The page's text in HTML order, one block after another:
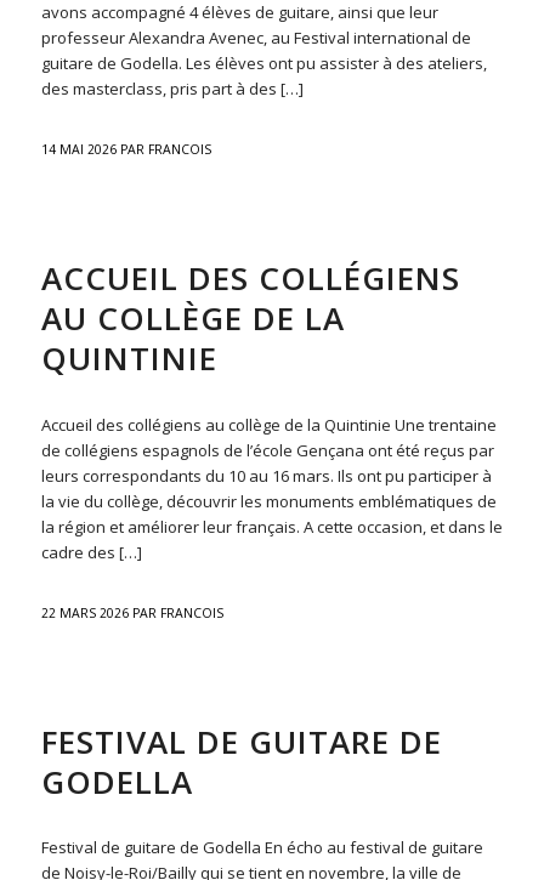
avons accompagné 4 élèves de guitare, ainsi que leur
professeur Alexandra Avenec, au Festival international de
guitare de Godella. Les élèves ont pu assister à des ateliers,
des masterclass, pris part à des […]
14 MAI 2026 PAR FRANCOIS
ACCUEIL DES COLLÉGIENS
AU COLLÈGE DE LA
QUINTINIE
Accueil des collégiens au collège de la Quintinie Une trentaine
de collégiens espagnols de l’école Gençana ont été reçus par
leurs correspondants du 10 au 16 mars. Ils ont pu participer à
la vie du collège, découvrir les monuments emblématiques de
la région et améliorer leur français. A cette occasion, et dans le
cadre des […]
22 MARS 2026 PAR FRANCOIS
FESTIVAL DE GUITARE DE
GODELLA
Festival de guitare de Godella En écho au festival de guitare
de Noisy-le-Roi/Bailly qui se tient en novembre, la ville de